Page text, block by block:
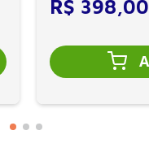
R$ 398,00